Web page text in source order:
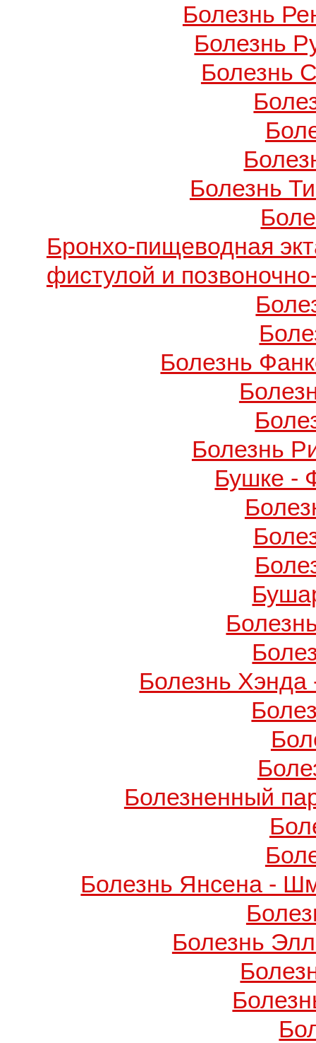
Болезнь
Болезнь
Болезнь
Болезнь
Бронхо-пищеводная
фистулой и
Болезнь
Болезнь
Бушке -
Болезнь
Болезненный
Болезнь Янсена -
Болезнь